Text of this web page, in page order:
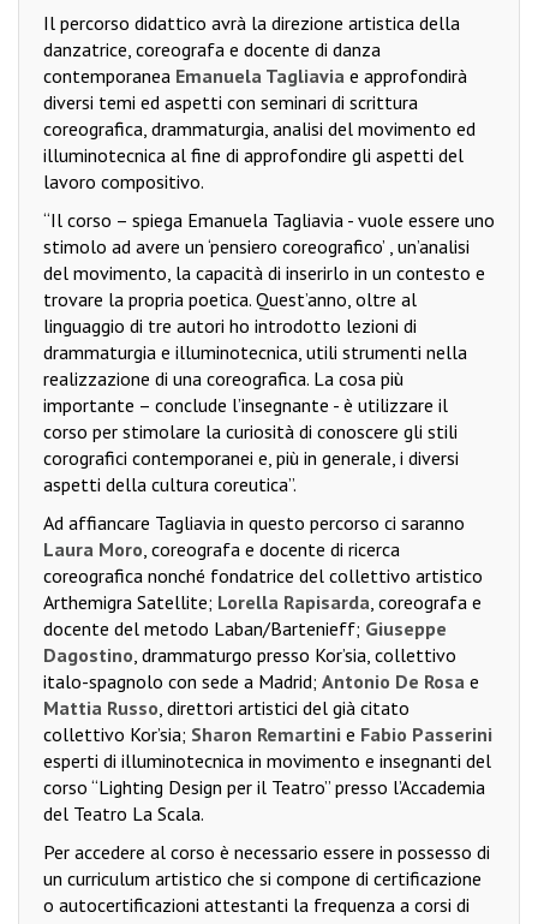
Il percorso didattico avrà la direzione artistica della
danzatrice, coreografa e docente di danza
contemporanea Emanuela Tagliavia e approfondirà
diversi temi ed aspetti con seminari di scrittura
coreografica, drammaturgia, analisi del movimento ed
illuminotecnica al fine di approfondire gli aspetti del
lavoro compositivo.
“Il corso – spiega Emanuela Tagliavia - vuole essere uno
stimolo ad avere un ‘pensiero coreografico’ , un’analisi
del movimento, la capacità di inserirlo in un contesto e
trovare la propria poetica. Quest’anno, oltre al
linguaggio di tre autori ho introdotto lezioni di
drammaturgia e illuminotecnica, utili strumenti nella
realizzazione di una coreografica. La cosa più
importante – conclude l’insegnante - è utilizzare il
corso per stimolare la curiosità di conoscere gli stili
corografici contemporanei e, più in generale, i diversi
aspetti della cultura coreutica”.
Ad affiancare Tagliavia in questo percorso ci saranno
Laura Moro, coreografa e docente di ricerca
coreografica nonché fondatrice del collettivo artistico
Arthemigra Satellite; Lorella Rapisarda, coreografa e
docente del metodo Laban/Bartenieff; Giuseppe
Dagostino, drammaturgo presso Kor’sia, collettivo
italo-spagnolo con sede a Madrid; Antonio De Rosa e
Mattia Russo, direttori artistici del già citato
collettivo Kor’sia; Sharon Remartini e Fabio Passerini
esperti di illuminotecnica in movimento e insegnanti del
corso “Lighting Design per il Teatro” presso l’Accademia
del Teatro La Scala.
Per accedere al corso è necessario essere in possesso di
un curriculum artistico che si compone di certificazione
o autocertificazioni attestanti la frequenza a corsi di